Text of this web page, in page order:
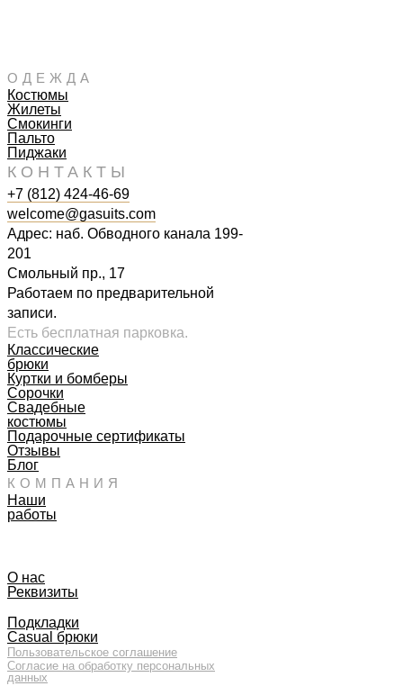
ОДЕЖДА
Костюмы
Жилеты
Смокинги
Пальто
Пиджаки
КОНТАКТЫ
+7 (812) 424-46-69
welcome@gasuits.com
Адрес: наб. Обводного канала 199-
201
Смольный пр., 17
Работаем по предварительной
записи.
Есть бесплатная парковка.
Классические
брюки
Куртки и бомберы
Сорочки
Свадебные
костюмы
Подарочные сертификаты
Отзывы
Блог
КОМПАНИЯ
Наши
работы
О нас
Реквизиты
Подкладки
Casual брюки
Пользовательское соглашение
Согласие на обработку персональных
данных